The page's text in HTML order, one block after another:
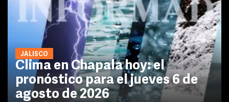
JALISCO
Clima en Chapala hoy: el
pronóstico para el jueves 6 de
agosto de 2026